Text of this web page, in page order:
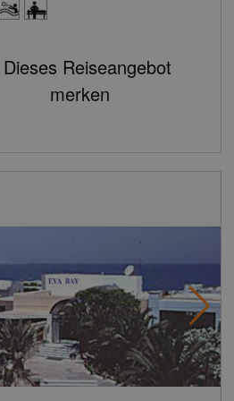
DinersHaustiere nicht
gegen
Tagungsräume,
Sterne Ihre Unterkunft bietet
All inclusive:
Getränke, ausgewählte
Kaffee/Tee am
der Verpflegungsangebote:
BuffetAbendessen:
inklusive Restaurant:
Gerichte: ohne Gebühr,
Gebühr, vegane Gerichte:
Gebühr, klimatisierbar, mit